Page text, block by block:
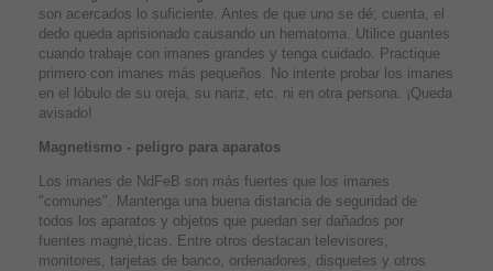
son acercados lo suficiente. Antes de que uno se dé; cuenta, el
dedo queda aprisionado causando un hematoma. Utilice guantes
cuando trabaje con imanes grandes y tenga cuidado. Practique
primero con imanes más pequeños. No intente probar los imanes
en el lóbulo de su oreja, su nariz, etc. ni en otra persona. ¡Queda
avisado!
Magnetismo - peligro para aparatos
Los imanes de NdFeB son más fuertes que los imanes
"comunes". Mantenga una buena distancia de seguridad de
todos los aparatos y objetos que puedan ser dañados por
fuentes magné;ticas. Entre otros destacan televisores,
monitores, tarjetas de banco, ordenadores, disquetes y otros